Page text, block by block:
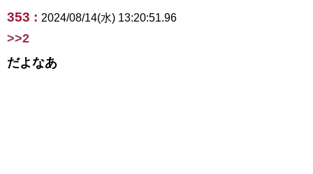
353 : 2024/08/14(水) 13:20:51.96
>>2
だよなあ